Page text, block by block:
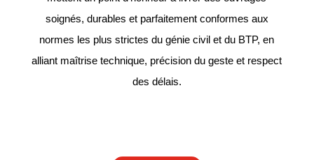
soignés, durables et parfaitement conformes aux
normes les plus strictes du génie civil et du BTP, en
alliant maîtrise technique, précision du geste et respect
des délais.